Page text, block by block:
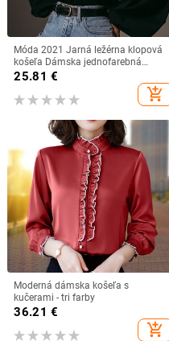
Móda 2021 Jarná ležérna klopová
košeľa Dámska jednofarebná
blúzka s dlhým rukávom a ležérnou
tunikou, dámska blúzka, košeľa
25.81 €
add_shopping_cart
Moderná dámska košeľa s
kučerami - tri farby
36.21 €
add_shopping_cart